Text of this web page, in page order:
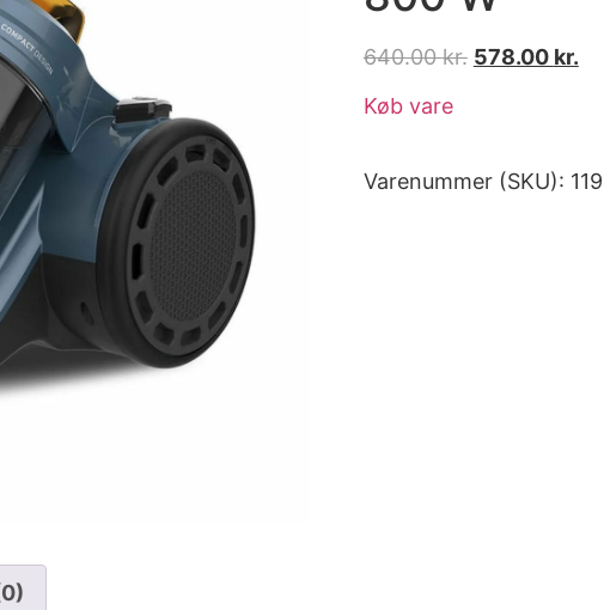
640.00kr. 578.00 kr.
Køb vare
Varenummer (SKU):